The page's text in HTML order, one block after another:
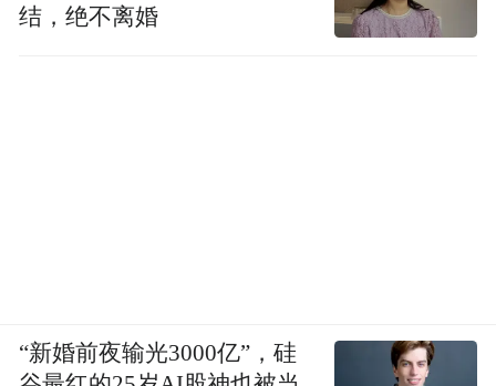
结，绝不离婚
“新婚前夜输光3000亿”，硅